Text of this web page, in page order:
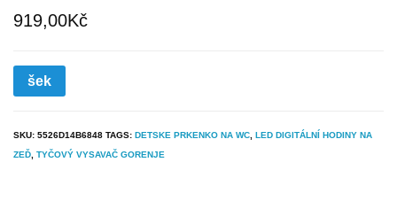
919,00Kč
šek
SKU: 5526D14B6848 TAGS: DETSKE PRKENKO NA WC, LED DIGITÁLNÍ HODINY NA
ZEĎ, TYČOVÝ VYSAVAČ GORENJE